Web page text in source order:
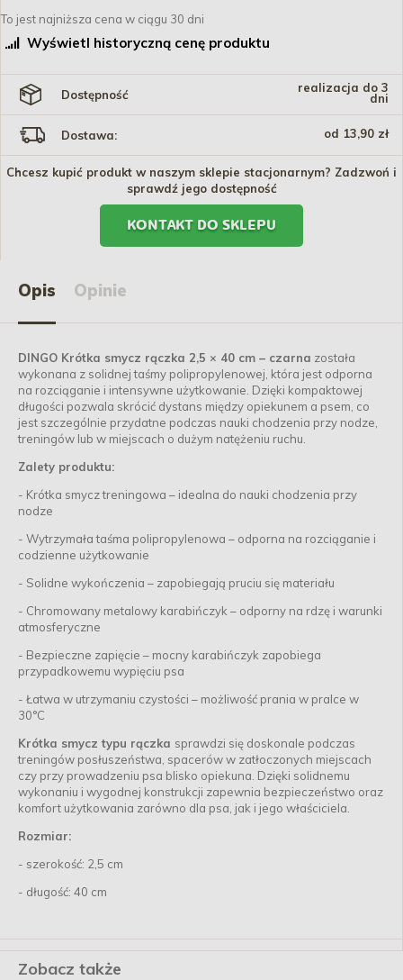
To jest najniższa cena w ciągu 30 dni
Wyświetl historyczną cenę produktu
Dostępność
realizacja do 3
dni
Dostawa: od 13,90 zł
Chcesz kupić produkt w naszym sklepie stacjonarnym? Zadzwoń i
sprawdź jego dostępność
KONTAKT DO SKLEPU
Opis Opinie
DINGO Krótka smycz rączka 2,5 × 40 cm – czarna została
wykonana z solidnej taśmy polipropylenowej, która jest odporna
na rozciąganie i intensywne użytkowanie. Dzięki kompaktowej
długości pozwala skrócić dystans między opiekunem a psem, co
jest szczególnie przydatne podczas nauki chodzenia przy nodze,
treningów lub w miejscach o dużym natężeniu ruchu.
Zalety produktu:
- Krótka smycz treningowa – idealna do nauki chodzenia przy
nodze
- Wytrzymała taśma polipropylenowa – odporna na rozciąganie i
codzienne użytkowanie
- Solidne wykończenia – zapobiegają pruciu się materiału
- Chromowany metalowy karabińczyk – odporny na rdzę i warunki
atmosferyczne
- Bezpieczne zapięcie – mocny karabińczyk zapobiega
przypadkowemu wypięciu psa
- Łatwa w utrzymaniu czystości – możliwość prania w pralce w
30°C
Krótka smycz typu rączka sprawdzi się doskonale podczas
treningów posłuszeństwa, spacerów w zatłoczonych miejscach
czy przy prowadzeniu psa blisko opiekuna. Dzięki solidnemu
wykonaniu i wygodnej konstrukcji zapewnia bezpieczeństwo oraz
komfort użytkowania zarówno dla psa, jak i jego właściciela.
Rozmiar:
- szerokość: 2,5 cm
- długość: 40 cm
Zobacz także